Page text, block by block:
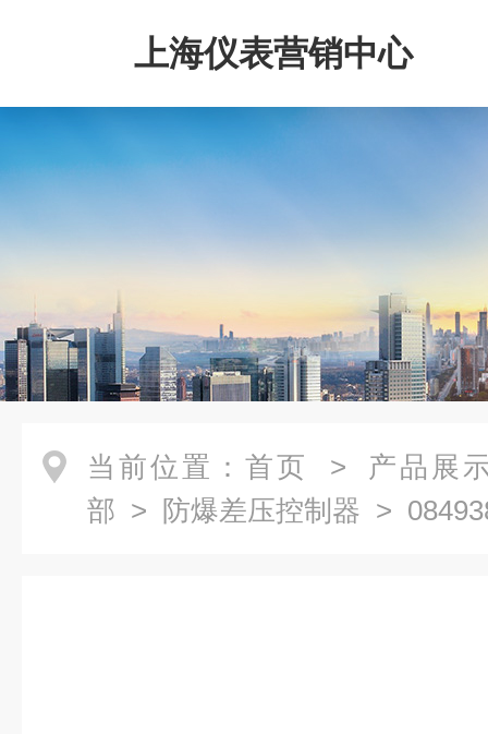
上海仪表营销中心
当前位置： 首页 > 产品展
部 > 防爆差压控制器 >